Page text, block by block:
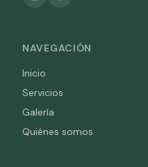
NAVEGACIÓN
Inicio
Servicios
Galería
Quiénes somos